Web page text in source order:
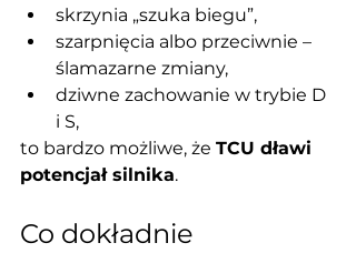
skrzynia „szuka biegu”,
szarpnięcia albo przeciwnie –
ślamazarne zmiany,
dziwne zachowanie w trybie D
i S,
to bardzo możliwe, że TCU dławi
potencjał silnika.
Co dokładnie